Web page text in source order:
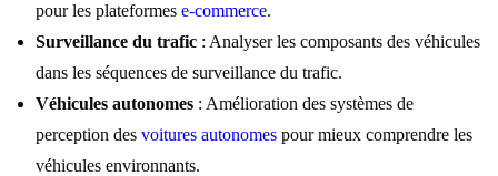
pour les plateformes e-commerce.
Surveillance du trafic : Analyser les composants des véhicules
dans les séquences de surveillance du trafic.
Véhicules autonomes : Amélioration des systèmes de
perception des voitures autonomes pour mieux comprendre les
véhicules environnants.